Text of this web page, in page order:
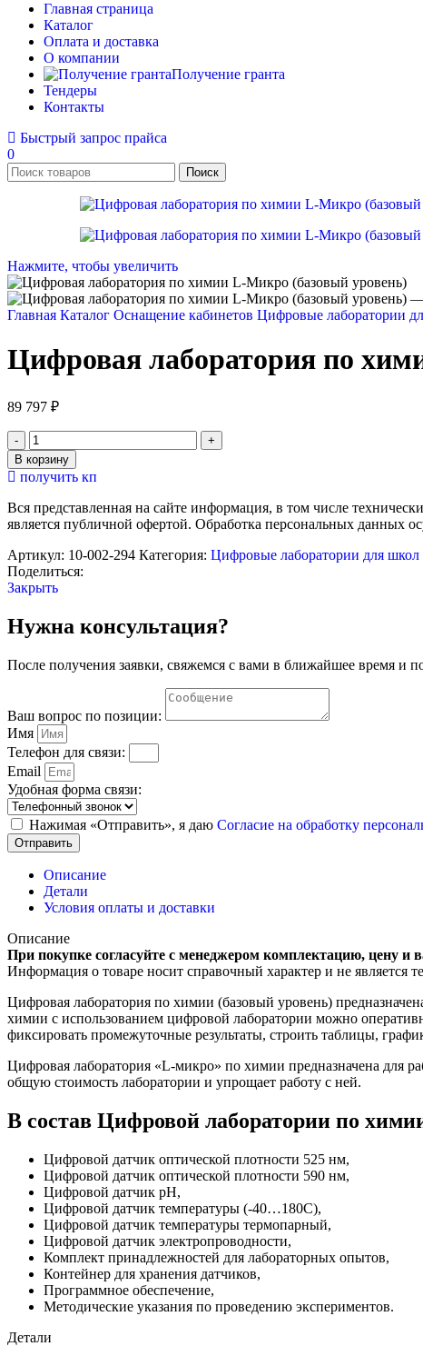
Главная страница
Каталог
Оплата и доставка
О компании
Получение гранта
Тендеры
Контакты
Быстрый запрос прайса
0
Поиск
Нажмите, чтобы увеличить
Главная Каталог Оснащение кабинетов Цифровые лаборатории
Цифровая лаборатория по
89 797 ₽
Количество
товара
Цифровая
лаборатория
по
химии
Микро
(базовый
уровень)
В корзину
получить кп
Вся представленная на сайте информация, в том числе
является публичной офертой. Обработка персональных данных
Артикул: 10-002-294 Категория: Цифровые лаборатории для
Поделиться:
Закрыть
Нужна консультация?
После получения заявки, свяжемся с вами в ближайшее время и
Ваш вопрос по позиции:
Имя
Телефон для связи:
Email
Удобная форма связи:
Нажимая «Отправить», я даю Согласие на обработку
Отправить
Описание
Детали
Условия оплаты и доставки
Описание
При покупке согласуйте с менеджером комплектацию, цену и
Информация о товаре носит справочный характер и не
Цифровая лаборатория по химии (базовый уровень)
химии с использованием цифровой лаборатории можно
фиксировать промежуточные результаты, строить таблицы,
Цифровая лаборатория «L-микро» по химии предназначена для
общую стоимость лаборатории и упрощает работу с ней.
В состав Цифровой лаборатории по
Цифровой датчик оптической плотности 525 нм,
Цифровой датчик оптической плотности 590 нм,
Цифровой датчик рН,
Цифровой датчик температуры (-40…180С),
Цифровой датчик температуры термопарный,
Цифровой датчик электропроводности,
Комплект принадлежностей для лабораторных опытов,
Контейнер для хранения датчиков,
Программное обеспечение,
Методические указания по проведению экспериментов.
Детали